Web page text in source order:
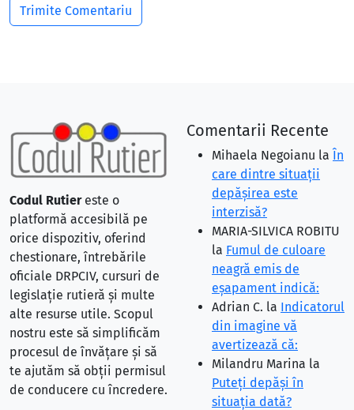
Codul Rutiereste o
platformă accesibilă pe
orice dispozitiv, oferind
chestionare, întrebările
oficiale DRPCIV, cursuri de
legislație rutieră și multe
alte resurse utile. Scopul
nostru este să simplificăm
procesul de învățare și să
te ajutăm să obții permisul
de conducere cu încredere.
Comentarii Recente
Mihaela Negoianu la În
care dintre situaţii
depăşirea este
interzisă?
MARIA-SILVICA ROBITU
la Fumul de culoare
neagră emis de
eşapament indică:
Adrian C. la Indicatorul
din imagine vă
avertizează că:
Milandru Marina la
Puteţi depăşi în
situaţia dată?